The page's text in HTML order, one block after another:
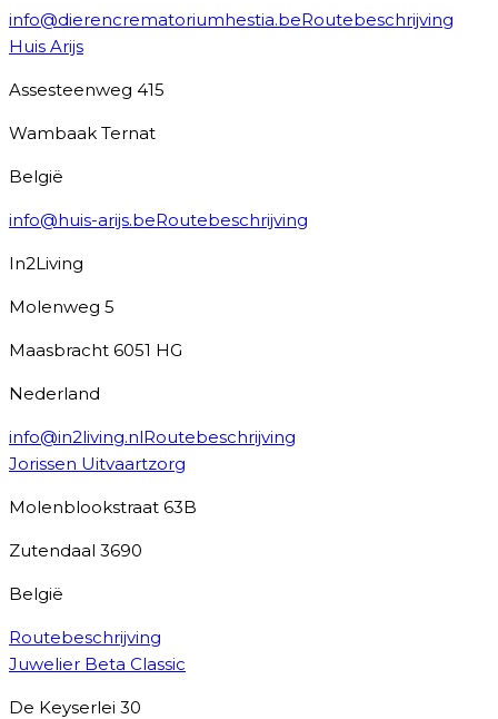
info@dierencrematoriumhestia.beRoutebeschrijving
Huis Arijs
Assesteenweg 415
Wambaak Ternat
België
info@huis-arijs.beRoutebeschrijving
In2Living
Molenweg 5
Maasbracht 6051 HG
Nederland
info@in2living.nlRoutebeschrijving
Jorissen Uitvaartzorg
Molenblookstraat 63B
Zutendaal 3690
België
Routebeschrijving
Juwelier Beta Classic
De Keyserlei 30